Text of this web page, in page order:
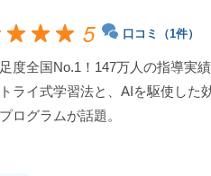
5 口コミ（1件）
度全国No.1！147万人の指導実
ライ式学習法と、AIを駆使した
ログラムが話題。